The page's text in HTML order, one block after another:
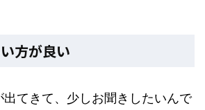
方が良い
出てきて、少しお聞きしたいんで